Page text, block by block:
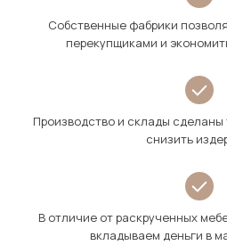
Собственные фабрики
перекупщиками и
Производство и склады
снизить
В отличие от раскрученных
вкладываем деньги в